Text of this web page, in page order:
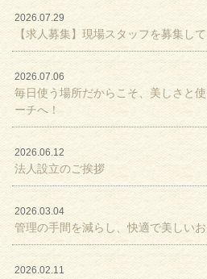
2026.07.29
【求人募集】現場スタッフを募集して
2026.07.06
毎日使う場所だからこそ、美しさと
ーチへ！
2026.06.12
法人設立のご挨拶
2026.03.04
管理の手間を減らし、快適で美しい
2026.02.11